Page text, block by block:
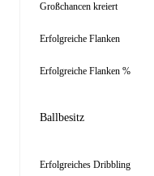
Großchancen kreiert
Erfolgreiche Flanken
Erfolgreiche Flanken %
Ballbesitz
Erfolgreiches Dribbling